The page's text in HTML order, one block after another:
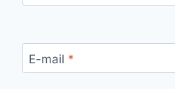
E-mail *